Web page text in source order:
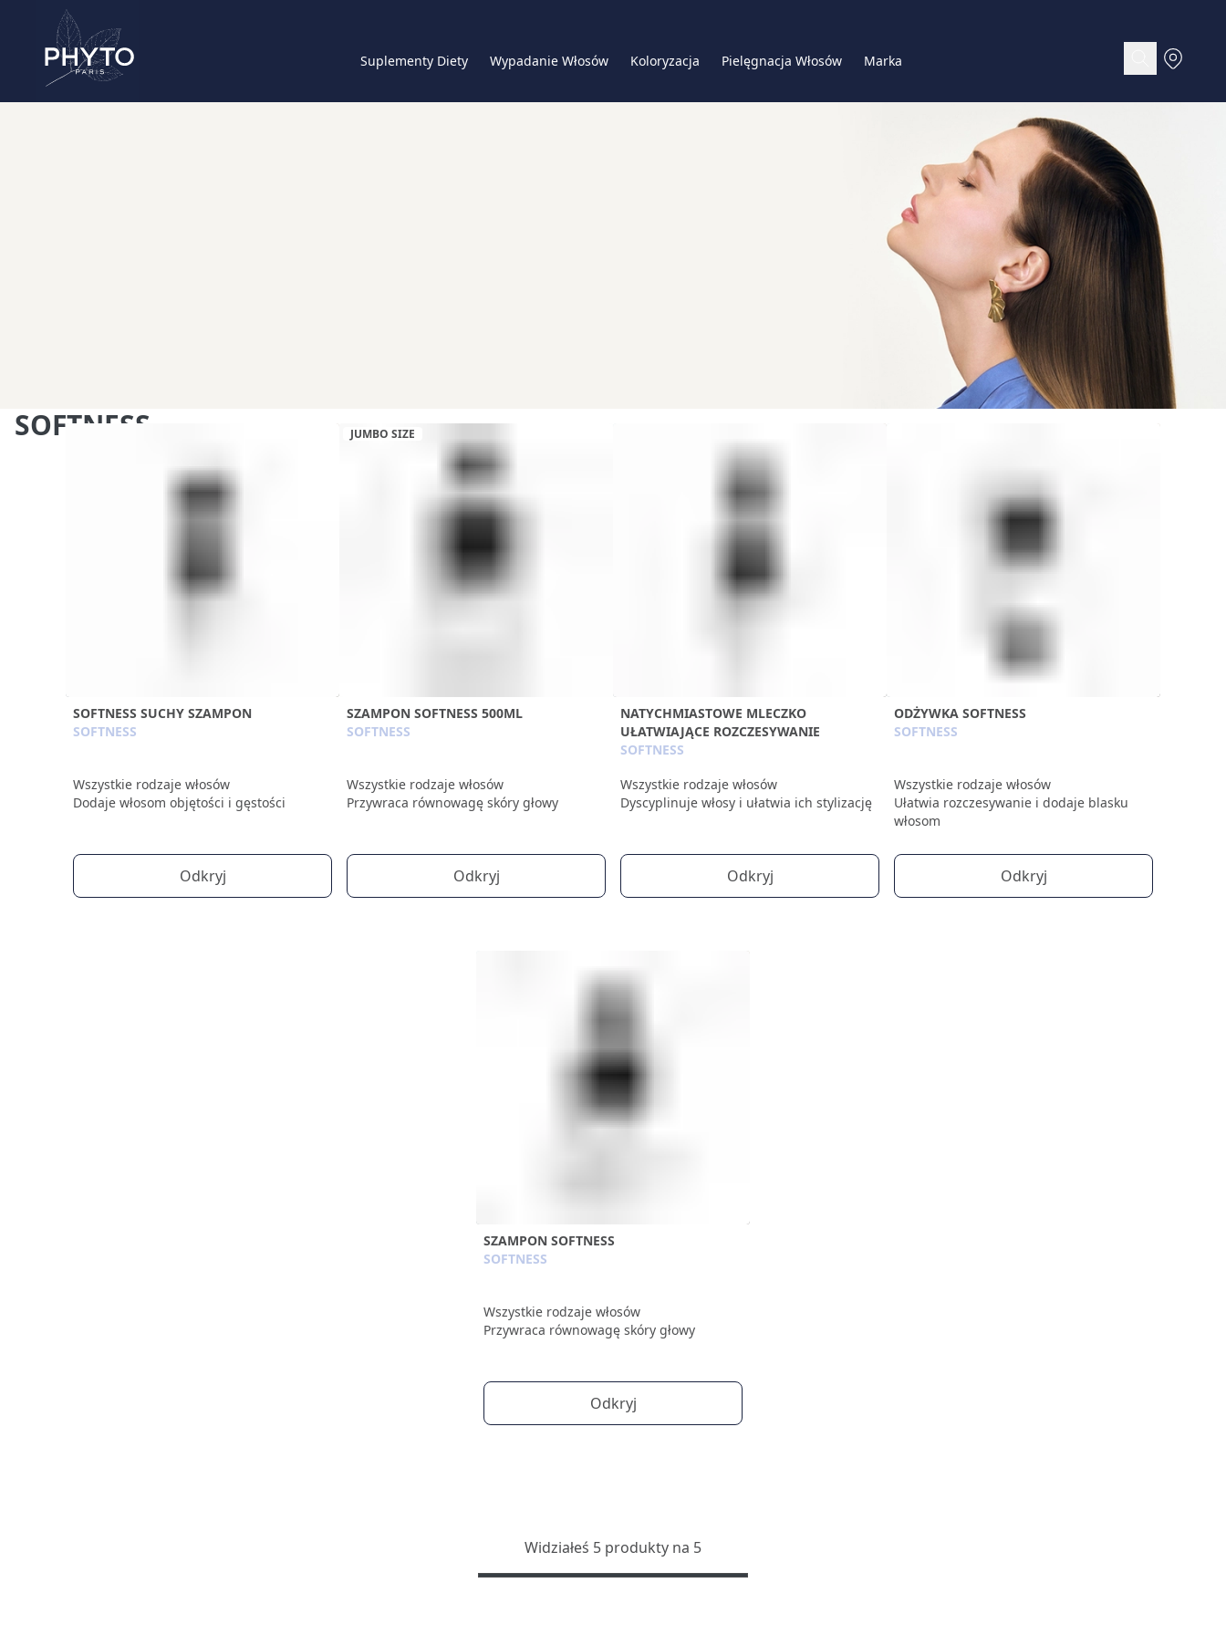
Suplementy Diety Wypadanie Włosów Koloryzacja Pielęgnacja Włosów Marka
SOFTNESS
SOFTNESS SUCHY SZAMPON
SOFTNESS
Wszystkie rodzaje włosów
Dodaje włosom objętości i gęstości
Odkryj
JUMBO SIZE
SZAMPON SOFTNESS 500ML
SOFTNESS
Wszystkie rodzaje włosów
Przywraca równowagę skóry głowy
Odkryj
NATYCHMIASTOWE MLECZKO
UŁATWIAJĄCE ROZCZESYWANIE
SOFTNESS
Wszystkie rodzaje włosów
Dyscyplinuje włosy i ułatwia ich stylizację
Odkryj
ODŻYWKA SOFTNESS
SOFTNESS
Wszystkie rodzaje włosów
Ułatwia rozczesywanie i dodaje blasku
włosom
Odkryj
SZAMPON SOFTNESS
SOFTNESS
Wszystkie rodzaje włosów
Przywraca równowagę skóry głowy
Odkryj
Widziałeś 5 produkty na 5